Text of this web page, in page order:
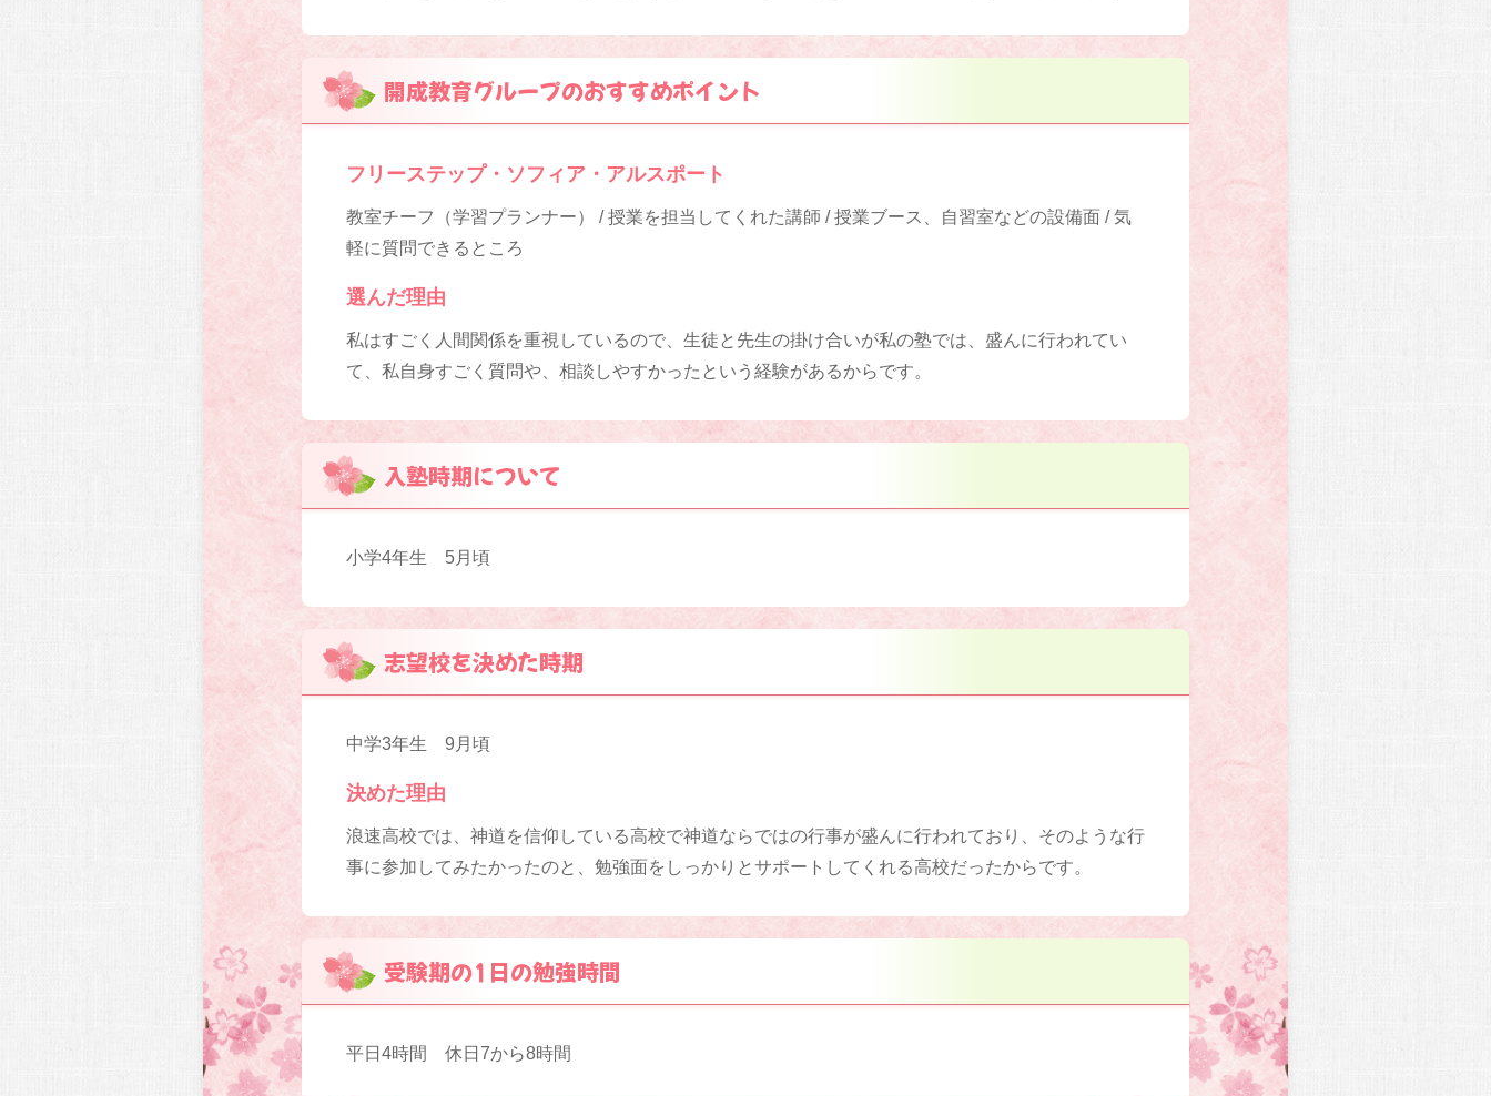
開成教育グループのおすすめポイント
フリーステップ・ソフィア・アルスポート
教室チーフ（学習プランナー） / 授業を担当してくれた講師 / 授業ブース、自習室などの設備面 / 気
軽に質問できるところ
選んだ理由
私はすごく人間関係を重視しているので、生徒と先生の掛け合いが私の塾では、盛んに行われてい
て、私自身すごく質問や、相談しやすかったという経験があるからです。
入塾時期について
小学4年生 5月頃
志望校を決めた時期
中学3年生 9月頃
決めた理由
浪速高校では、神道を信仰している高校で神道ならではの行事が盛んに行われており、そのような行
事に参加してみたかったのと、勉強面をしっかりとサポートしてくれる高校だったからです。
受験期の1日の勉強時間
平日4時間 休日7から8時間